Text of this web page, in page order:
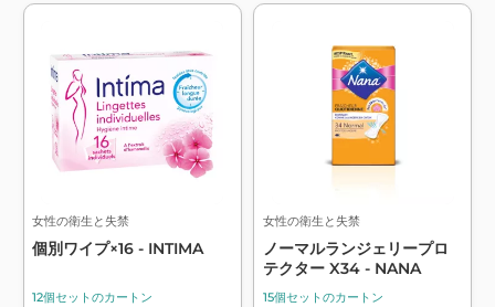
女性の衛生と失禁
個別ワイプ×16 - INTIMA
12個セットのカートン
女性の衛生と失禁
ノーマルランジェリープロ
テクター X34 - NANA
15個セットのカートン